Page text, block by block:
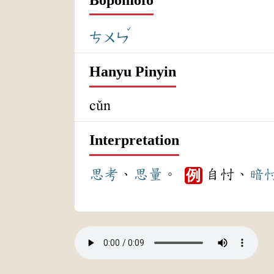
ㄘㄨㄣ
ˇ
Hanyu Pinyin
cǔn
Interpretation
思考 、 思量 。 例 自忖、 暗